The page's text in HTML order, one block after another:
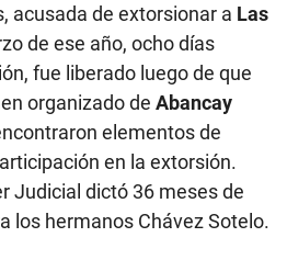
acusada de extorsionar a Las
de ese año, ocho días
fue liberado luego de que
organizado de Abancay
elementos de
en la extorsión.
Judicial dictó 36 meses de
los hermanos Chávez Sotelo.